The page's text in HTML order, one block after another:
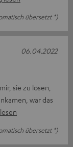
übersetzt *)
sie zu lösen,
war das
übersetzt *)
06.04.2022